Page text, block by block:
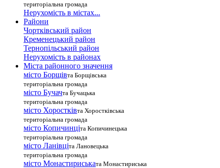
територіальна громада
Нерухомість в містах...
Райони
Чортківський район
Кременецький район
Тернопільський район
Нерухомість в районах
Міста районного значення
місто Борщівта Борщівська
територіальна громада
місто Бучачта Бучацька
територіальна громада
місто Хоростківта Хоростківська
територіальна громада
місто Копичинціта Копичинецька
територіальна громада
місто Ланівціта Лановецька
територіальна громада
місто Монастириськата Монастириська